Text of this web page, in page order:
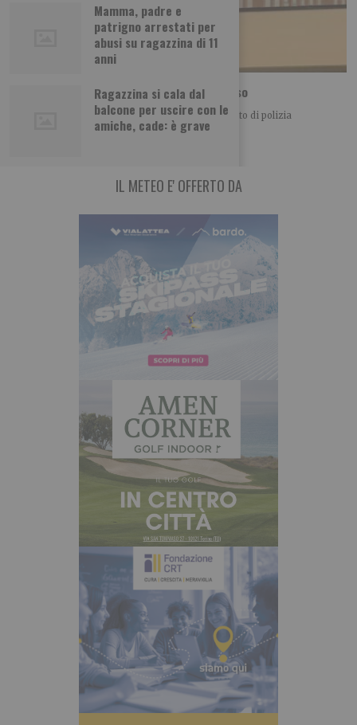
Mamma, padre e
patrigno arrestati per
abusi su ragazzina di 11
anni
Ragazzina si cala dal
balcone per uscire con le
amiche, cade: è grave
“Carcere piazza di spaccio”: agente sospeso
Aveva rilasciato un’intervista al Tg5 e l’agente scelto di polizia
penitenziaria è stato sospeso dal servizio
IL METEO E' OFFERTO DA